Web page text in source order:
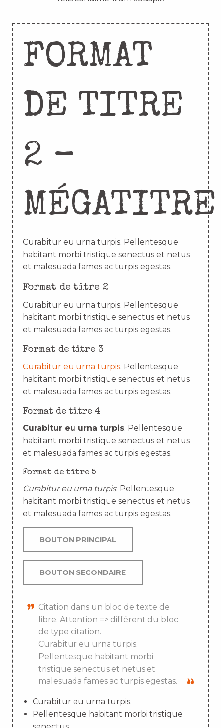
FORMAT
DE TITRE
2 –
MÉGATITRE
Curabitur eu urna turpis. Pellentesque
habitant morbi tristique senectus et netus
et malesuada fames ac turpis egestas.
Format de titre 2
Curabitur eu urna turpis. Pellentesque
habitant morbi tristique senectus et netus
et malesuada fames ac turpis egestas.
Format de titre 3
Curabitur eu urna turpis. Pellentesque
habitant morbi tristique senectus et netus
et malesuada fames ac turpis egestas.
Format de titre 4
Curabitur eu urna turpis. Pellentesque
habitant morbi tristique senectus et netus
et malesuada fames ac turpis egestas.
Format de titre 5
Curabitur eu urna turpis. Pellentesque
habitant morbi tristique senectus et netus
et malesuada fames ac turpis egestas.
BOUTON PRINCIPAL
BOUTON SECONDAIRE
Citation dans un bloc de texte de
libre. Attention => différent du bloc
de type citation.
Curabitur eu urna turpis.
Pellentesque habitant morbi
tristique senectus et netus et
malesuada fames ac turpis egestas.
Curabitur eu urna turpis.
Pellentesque habitant morbi tristique